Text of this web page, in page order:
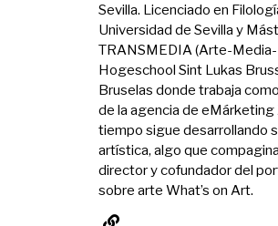
Sevilla. Licenciado en
Universidad de Sevilla y
TRANSMEDIA (Arte-Media-
Hogeschool Sint Lukas
Bruselas donde trabaja
de la agencia de eMárketing
tiempo sigue desarrollando
artística, algo que
director y cofundador del
sobre arte What’s on Art.